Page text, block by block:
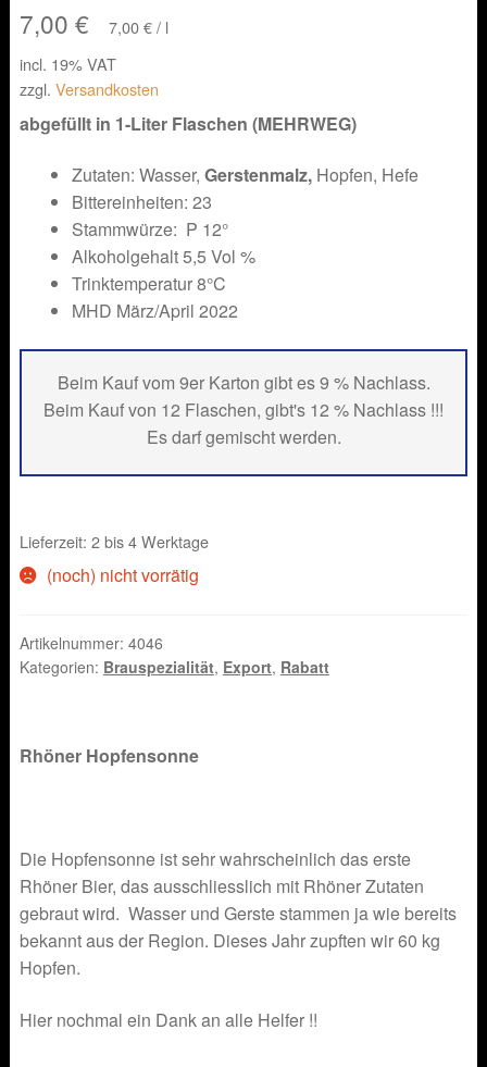
7,00 € 7,00€/ l
incl. 19% VAT
zzgl. Versandkosten
abgefüllt in 1-Liter Flaschen (MEHRWEG)
Zutaten: Wasser, Gerstenmalz, Hopfen, Hefe
Bittereinheiten: 23
Stammwürze: P 12°
Alkoholgehalt 5,5 Vol %
Trinktemperatur 8°C
MHD März/April 2022
Beim Kauf vom 9er Karton gibt es 9 % Nachlass.
Beim Kauf von 12 Flaschen, gibt's 12 % Nachlass !!!
Es darf gemischt werden.
Lieferzeit: 2 bis 4 Werktage
(noch) nicht vorrätig
Artikelnummer: 4046
Kategorien: Brauspezialität, Export, Rabatt
Rhöner Hopfensonne
Die Hopfensonne ist sehr wahrscheinlich das erste
Rhöner Bier, das ausschliesslich mit Rhöner Zutaten
gebraut wird. Wasser und Gerste stammen ja wie bereits
bekannt aus der Region. Dieses Jahr zupften wir 60 kg
Hopfen.
Hier nochmal ein Dank an alle Helfer !!